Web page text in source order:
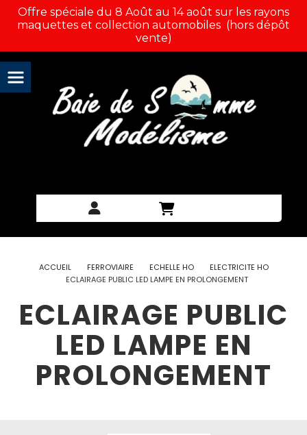
Offre spéciale du 8 Août au 14 août sur les rayons
maquettes et collection automobiles (hors dépôt
vente)
ACCUEIL FERROVIAIRE ECHELLE HO
ELECTRICITE HO
ECLAIRAGE PUBLIC LED LAMPE EN PROLONGEMENT
ECLAIRAGE PUBLIC
LED LAMPE EN
PROLONGEMENT
Panneau de gestion des cookies